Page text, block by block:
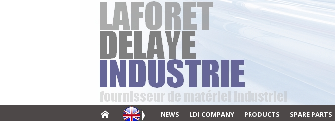
NEWS
LDI COMPANY PRODUCTS SPARE PARTS